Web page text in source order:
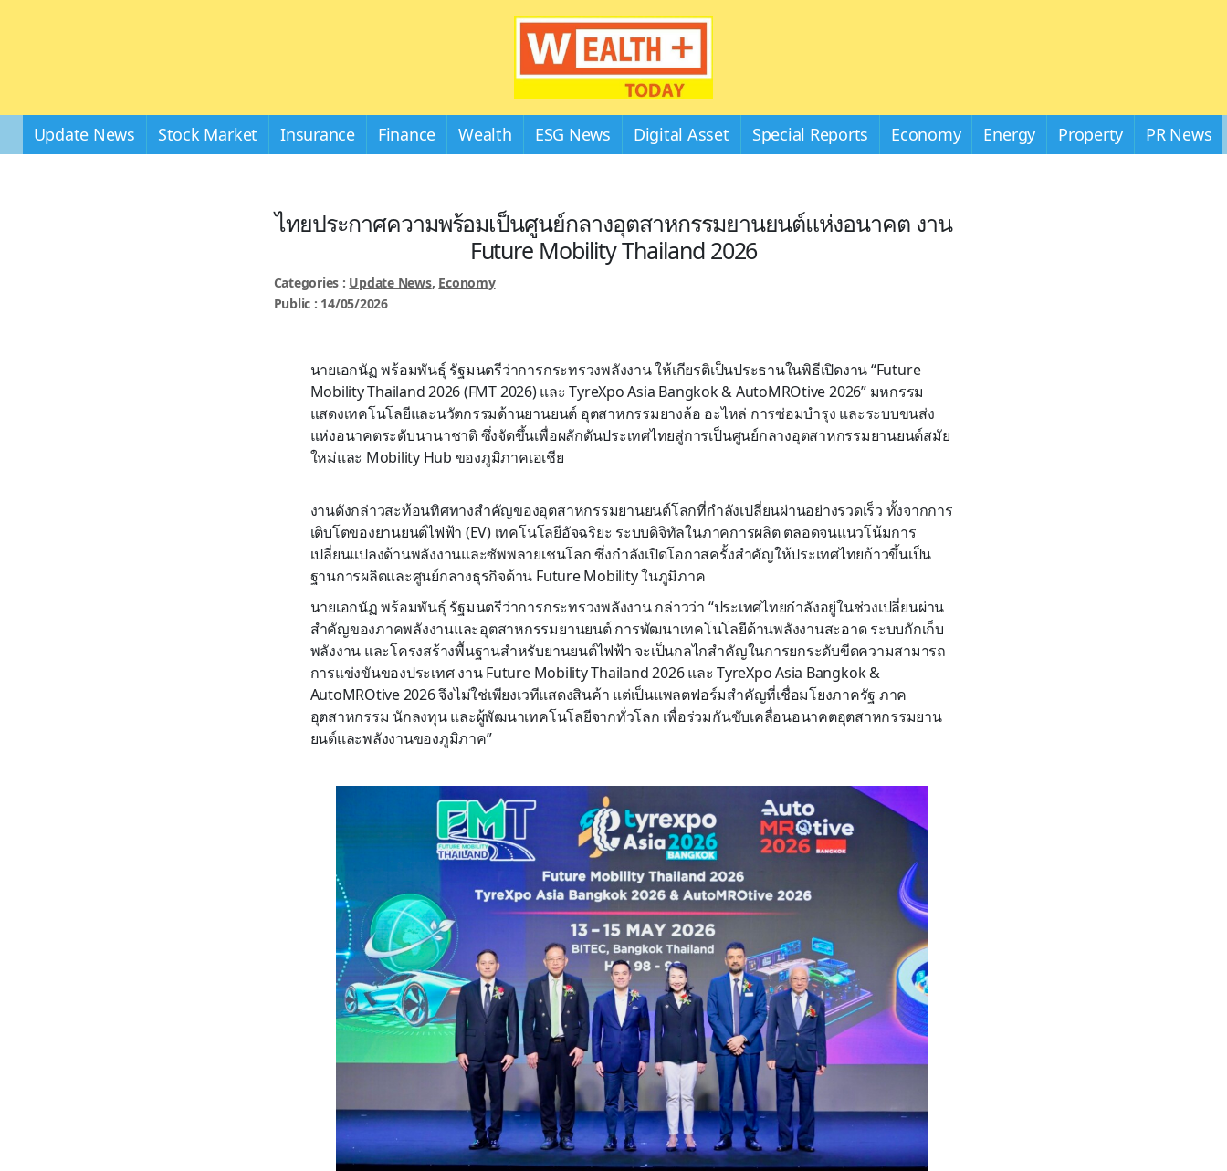
Update News Stock Market Insurance Finance Wealth ESG News Digital Asset Special Reports Economy Energy Property PR News
ไทยประกาศความพร้อมเป็นศูนย์กลางอุตสาหกรรมยานยนต์แห่งอนาคต งาน
Future Mobility Thailand 2026
Categories : Update News, Economy
Public : 14/05/2026
นายเอกนัฏ พร้อมพันธุ์ รัฐมนตรีว่าการกระทรวงพลังงาน ให้เกียรติเป็นประธานในพิธีเปิดงาน “Future
Mobility Thailand 2026 (FMT 2026) และ TyreXpo Asia Bangkok & AutoMROtive 2026” มหกรรม
แสดงเทคโนโลยีและนวัตกรรมด้านยานยนต์ อุตสาหกรรมยางล้อ อะไหล่ การซ่อมบำรุง และระบบขนส่ง
แห่งอนาคตระดับนานาชาติ ซึ่งจัดขึ้นเพื่อผลักดันประเทศไทยสู่การเป็นศูนย์กลางอุตสาหกรรมยานยนต์สมัย
ใหม่และ Mobility Hub ของภูมิภาคเอเชีย
งานดังกล่าวสะท้อนทิศทางสำคัญของอุตสาหกรรมยานยนต์โลกที่กำลังเปลี่ยนผ่านอย่างรวดเร็ว ทั้งจากการ
เติบโตของยานยนต์ไฟฟ้า (EV) เทคโนโลยีอัจฉริยะ ระบบดิจิทัลในภาคการผลิต ตลอดจนแนวโน้มการ
เปลี่ยนแปลงด้านพลังงานและซัพพลายเชนโลก ซึ่งกำลังเปิดโอกาสครั้งสำคัญให้ประเทศไทยก้าวขึ้นเป็น
ฐานการผลิตและศูนย์กลางธุรกิจด้าน Future Mobility ในภูมิภาค
นายเอกนัฏ พร้อมพันธุ์ รัฐมนตรีว่าการกระทรวงพลังงาน กล่าวว่า “ประเทศไทยกำลังอยู่ในช่วงเปลี่ยนผ่าน
สำคัญของภาคพลังงานและอุตสาหกรรมยานยนต์ การพัฒนาเทคโนโลยีด้านพลังงานสะอาด ระบบกักเก็บ
พลังงาน และโครงสร้างพื้นฐานสำหรับยานยนต์ไฟฟ้า จะเป็นกลไกสำคัญในการยกระดับขีดความสามารถ
การแข่งขันของประเทศ งาน Future Mobility Thailand 2026 และ TyreXpo Asia Bangkok &
AutoMROtive 2026 จึงไม่ใช่เพียงเวทีแสดงสินค้า แต่เป็นแพลตฟอร์มสำคัญที่เชื่อมโยงภาครัฐ ภาค
อุตสาหกรรม นักลงทุน และผู้พัฒนาเทคโนโลยีจากทั่วโลก เพื่อร่วมกันขับเคลื่อนอนาคตอุตสาหกรรมยาน
ยนต์และพลังงานของภูมิภาค”